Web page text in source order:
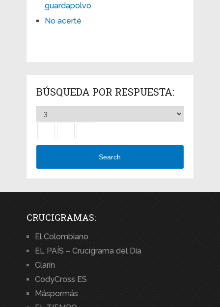
guardapolvo
No acerté
BÚSQUEDA POR RESPUESTA:
Search
CRUCIGRAMAS:
El Colombiano
EL PAÍS – Crucigrama del Día
Clarín
CodyCross ES
Máspormás